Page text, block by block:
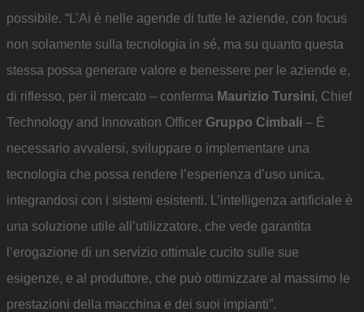
possibile. “L’Ai è nelle agende di tutte le aziende, con focus
non solamente sulla tecnologia in sé, ma su quanto questa
stessa possa generare valore e benessere per le aziende e,
di riflesso, per il mercato – conferma Maurizio Tursini, Chief
Technology and Innovation Officer Gruppo Cimbali – È
necessario avvalersi, sviluppare o implementare una
tecnologia che possa rendere l’esperienza d’uso unica,
integrandosi con i sistemi esistenti. L’intelligenza artificiale è
una soluzione utile all’utilizzatore, che vede garantita
l’erogazione di un servizio ottimale cucito sulle sue
esigenze, e al produttore, che può ottimizzare al massimo le
prestazioni della macchina e dei suoi impianti”.